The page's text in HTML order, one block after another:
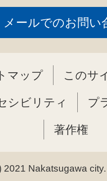
メールでのお問い
マップ このサ
シビリティ プ
著作権
2021 Nakatsugawa